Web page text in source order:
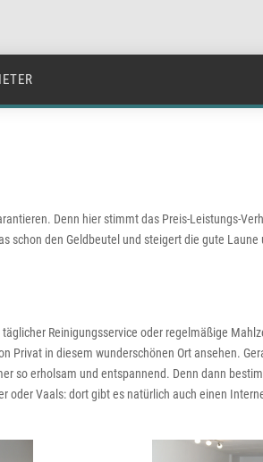
Denn hier stimmt das Preis-Leistungs-
schon den Geldbeutel und steigert die gute Laune
Reinigungsservice oder regelmäßige
Privat in diesem wunderschönen Ort ansehen.
so erholsam und entspannend. Denn dann
Vaals: dort gibt es natürlich auch einen